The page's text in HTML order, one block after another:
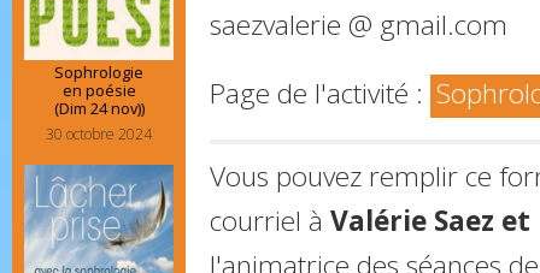
saezvalerie @ gmail.com
Page de l'activité :
Vous pouvez remplir ce
courriel à Valérie Saez
l'animatrice des séances
Sophrologie
en poésie
(Dim 24 nov))
30 octobre 2024